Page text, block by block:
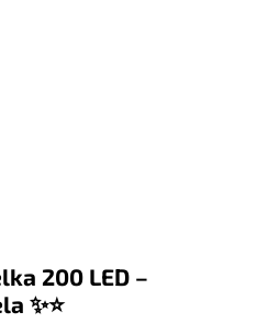
200 LED –
✨⭐